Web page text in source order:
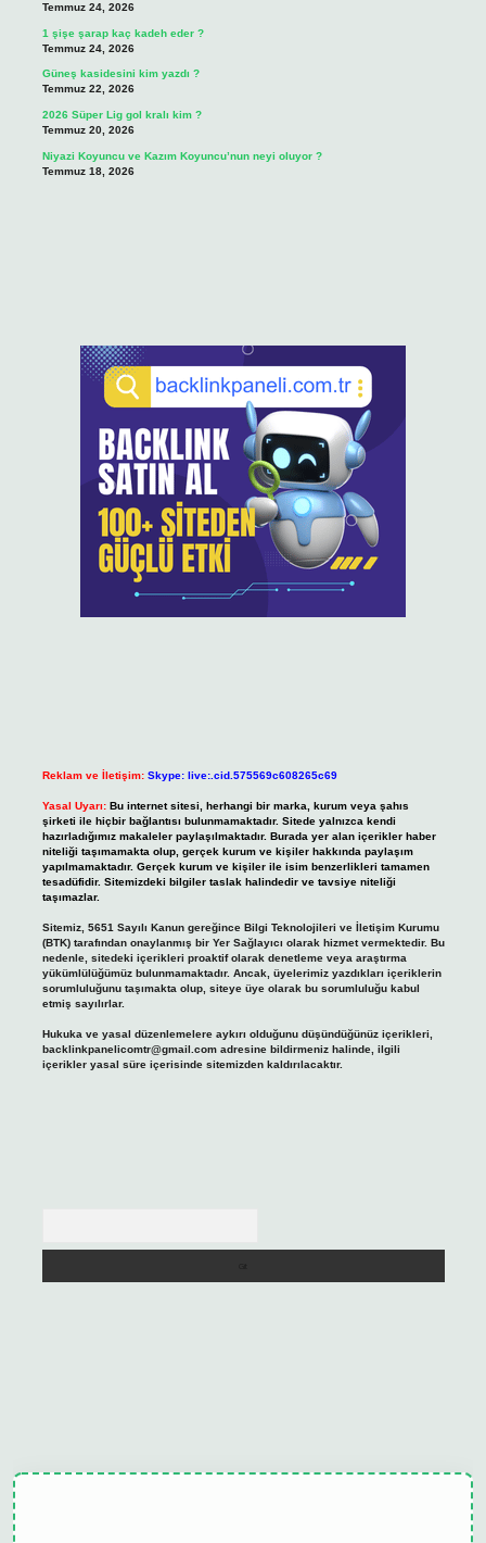
Temmuz 24, 2026
1 şişe şarap kaç kadeh eder ?
Temmuz 24, 2026
Güneş kasidesini kim yazdı ?
Temmuz 22, 2026
2026 Süper Lig gol kralı kim ?
Temmuz 20, 2026
Niyazi Koyuncu ve Kazım Koyuncu’nun neyi oluyor ?
Temmuz 18, 2026
Reklam ve İletişim: Skype: live:.cid.575569c608265c69
Yasal Uyarı: Bu internet sitesi, herhangi bir marka, kurum veya şahıs
şirketi ile hiçbir bağlantısı bulunmamaktadır. Sitede yalnızca kendi
hazırladığımız makaleler paylaşılmaktadır. Burada yer alan içerikler haber
niteliği taşımamakta olup, gerçek kurum ve kişiler hakkında paylaşım
yapılmamaktadır. Gerçek kurum ve kişiler ile isim benzerlikleri tamamen
tesadüfidir. Sitemizdeki bilgiler taslak halindedir ve tavsiye niteliği
taşımazlar.
Sitemiz, 5651 Sayılı Kanun gereğince Bilgi Teknolojileri ve İletişim Kurumu
(BTK) tarafından onaylanmış bir Yer Sağlayıcı olarak hizmet vermektedir. Bu
nedenle, sitedeki içerikleri proaktif olarak denetleme veya araştırma
yükümlülüğümüz bulunmamaktadır. Ancak, üyelerimiz yazdıkları içeriklerin
sorumluluğunu taşımakta olup, siteye üye olarak bu sorumluluğu kabul
etmiş sayılırlar.
Hukuka ve yasal düzenlemelere aykırı olduğunu düşündüğünüz içerikleri,
backlinkpanelicomtr@gmail.comadresine bildirmeniz halinde, ilgili
içerikler yasal süre içerisinde sitemizden kaldırılacaktır.